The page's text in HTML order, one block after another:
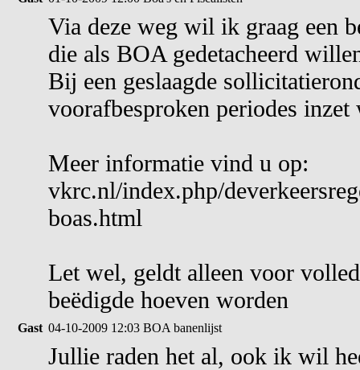
Via deze weg wil ik graag een
die als BOA gedetacheerd
Bij een geslaagde
voorafbesproken periodes
Meer informatie vind u op:
vkrc.nl/index.php/
boas.html
Let wel, geldt alleen voor
beëdigde hoeven worden
Gast 04-10-2009 12:03 BOA banenlijst
Jullie raden het al, ook ik wil